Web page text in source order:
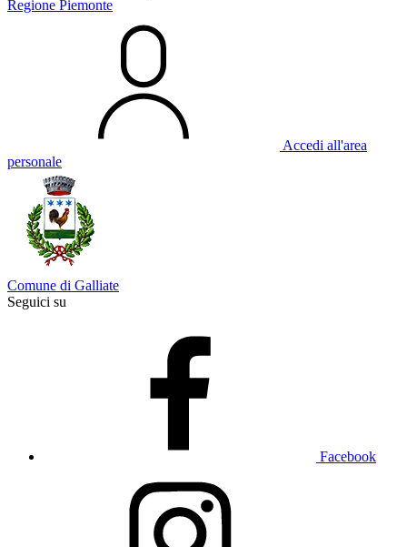
Regione Piemonte
Accedi all'area
personale
Comune di Galliate
Seguici su
Facebook